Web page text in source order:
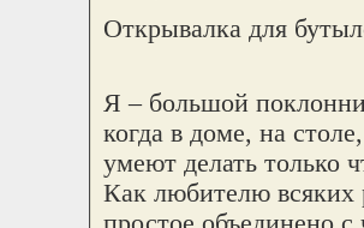
Открывалка для
Я – большой
когда в доме, на
умеют делать только
Как любителю всяких